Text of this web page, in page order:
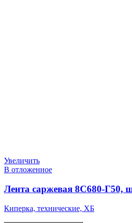
Увеличить
В отложенное
Лента саржевая 8С680-Г50,
Киперка, технические, ХБ